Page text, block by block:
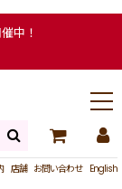
中！
店舗 お問い合わせ English